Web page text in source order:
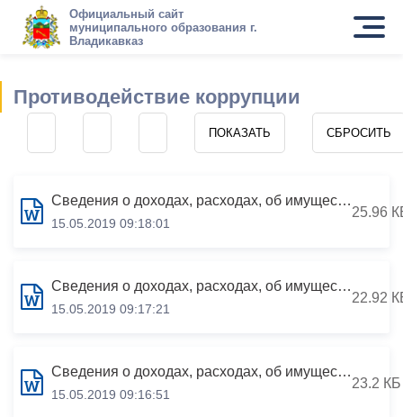
Официальный сайт
муниципального образования г.
Владикавказ
Противодействие коррупции
Сведения о доходах, расходах, об имуществе и обязательствах имущественного характера за период с 01.01.2018 по 31.12.2018
15.05.2019 09:18:01
25.96
Сведения о доходах, расходах, об имуществе и обязательствах имущественного характера за период с 01.01.2018 по 31.12.2018
15.05.2019 09:17:21
22.92
Сведения о доходах, расходах, об имуществе и обязательствах имущественного характера за период с 01.01.2018 по 31.12.2018
15.05.2019 09:16:51
23.2 КБ